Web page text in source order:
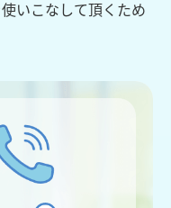
いこなして頂くため